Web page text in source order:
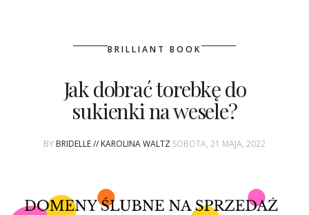
ŚLUBNE STYLE
BRILLIANT BOOK
Jak dobrać torebkę do
sukienki na wesele?
BY BRIDELLE // KAROLINA WALTZ SOBOTA, 21 MAJA, 2022